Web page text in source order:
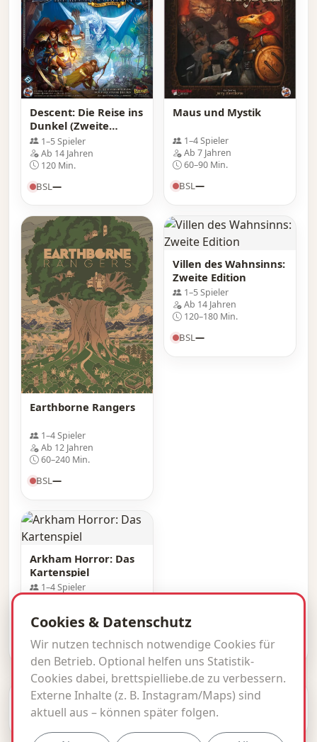
Descent: Die Reise ins
Dunkel (Zweite
Edition)
1–5 Spieler
Ab 14 Jahren
120 Min.
BSL —
Maus und Mystik
1–4 Spieler
Ab 7 Jahren
60–90 Min.
BSL—
Earthborne Rangers
1–4 Spieler
Ab 12 Jahren
60–240 Min.
BSL—
Villen des Wahnsinns:
Zweite Edition
1–5 Spieler
Ab 14 Jahren
120–180 Min.
BSL—
Arkham Horror: Das
Kartenspiel
1–4 Spieler
© 2026 brettspielliebe.de · BSL inside.
ImpressumDatenschutzKontakt
Cookies & Datenschutz
Wir nutzen technisch notwendige Cookies für
den Betrieb. Optional helfen uns Statistik-
Cookies dabei, brettspielliebe.de zu verbessern.
Externe Inhalte (z. B. Instagram/Maps) sind
aktuell aus – können später folgen.